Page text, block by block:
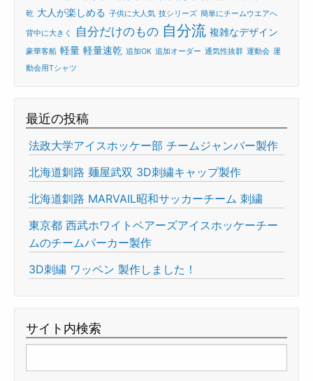
乾 大人が楽しめる 子供に大人気 技シリーズ 簡単にチームウエアへ
背中に大きく 自分だけのもの 自分流 複雑なデザイン
豪華客船 軽量 軽量速乾 追加OK 追加オーダー 通気性抜群 運動会 運
動会用Tシャツ
最近の投稿
法政大学アイスホッケー部 チームジャンバー製作
北海道釧路 麺屋武双 3D刺繍キャップ製作
北海道釧路 MARVAIL昭和サッカーチーム 刺繍
東京都 西武ホワイトベアーズアイスホッケーチー
ムのチームパーカー製作
3D刺繍 ワッペン 製作しました！
サイト内検索
索: